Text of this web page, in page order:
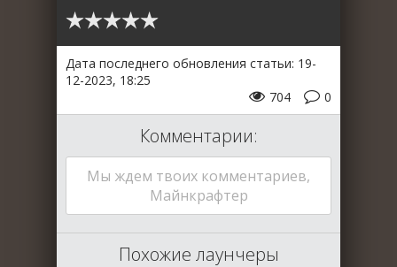
Дата последнего обновления статьи: 19-
12-2023, 18:25
0
704
Комментарии:
Мы ждем твоих комментариев,
Майнкрафтер
Похожие лаунчеры